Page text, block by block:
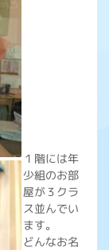
１階には年
少組のお部
屋が３クラ
ス並んでい
ます。
どんなお名